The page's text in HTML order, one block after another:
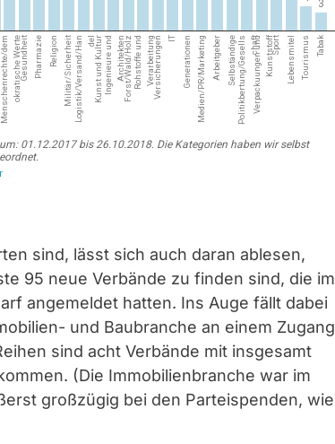
sind, lässt sich auch daran ablesen,
95 neue Verbände zu finden sind, die im
angemeldet hatten. Ins Auge fällt dabei
und Baubranche an einem Zugang
sind acht Verbände mit insgesamt
(Die Immobilienbranche war im
großzügig bei den Parteispenden, wie